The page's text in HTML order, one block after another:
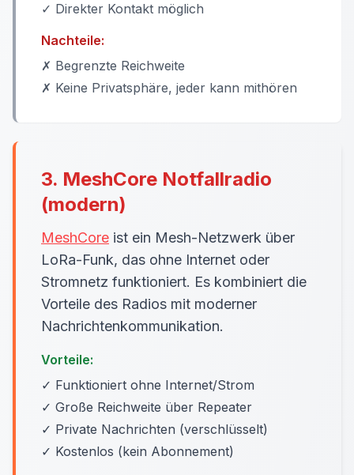
✓ Direkter Kontakt möglich
Nachteile:
✗ Begrenzte Reichweite
✗ Keine Privatsphäre, jeder kann mithören
3. MeshCore Notfallradio
(modern)
MeshCore ist ein Mesh-Netzwerk über
LoRa-Funk, das ohne Internet oder
Stromnetz funktioniert. Es kombiniert die
Vorteile des Radios mit moderner
Nachrichtenkommunikation.
Vorteile:
✓ Funktioniert ohne Internet/Strom
✓ Große Reichweite über Repeater
✓ Private Nachrichten (verschlüsselt)
✓ Kostenlos (kein Abonnement)